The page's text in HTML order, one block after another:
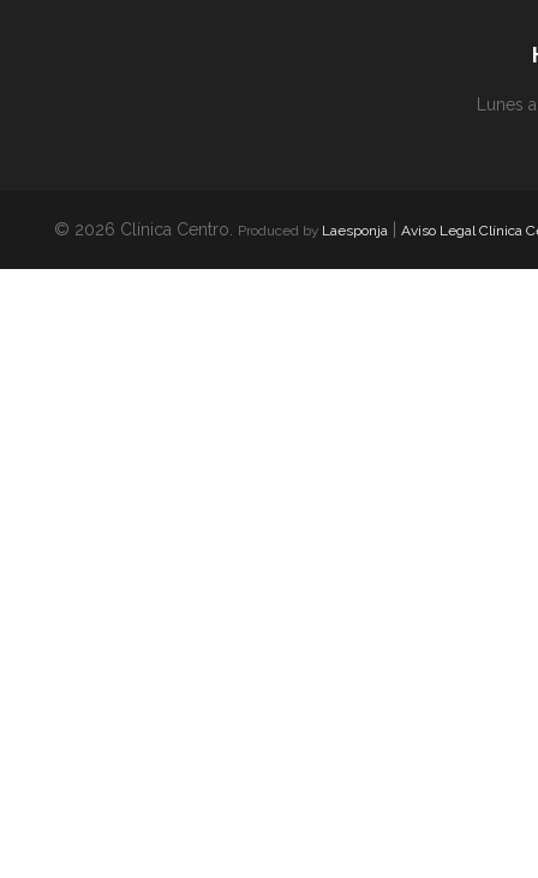
Lunes
© 2026 Clínica Centro. Produced by Laesponja Aviso Legal Clínica